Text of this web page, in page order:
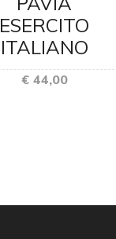
ESERCITO
ITALIANO
€ 44,00